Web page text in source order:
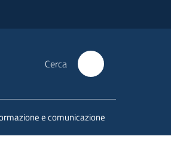
Cerca
e comunicazione